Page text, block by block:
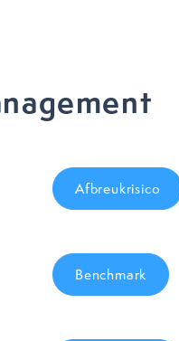
Afbreukrisico
Benchmark